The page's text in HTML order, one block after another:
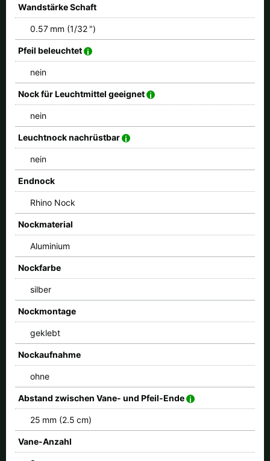
Wandstärke Schaft
0.57 mm (1/32 ")
Pfeil beleuchtet
nein
Nock für Leuchtmittel geeignet
nein
Leuchtnock nachrüstbar
nein
Endnock
Rhino Nock
Nockmaterial
Aluminium
Nockfarbe
silber
Nockmontage
geklebt
Nockaufnahme
ohne
Abstand zwischen Vane- und Pfeil-Ende
25 mm (2.5 cm)
Vane-Anzahl